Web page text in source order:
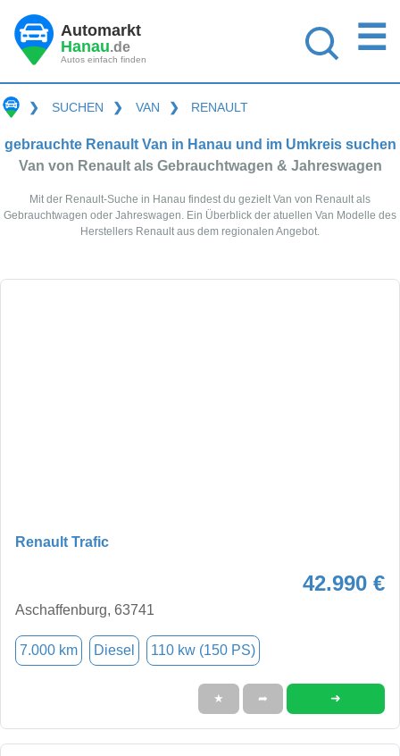
Automarkt
Hanau.de
Autos einfach finden
☰
❯ SUCHEN ❯ VAN ❯ RENAULT
gebrauchte Renault Van in Hanau und im Umkreis suchen
Van von Renault als Gebrauchtwagen & Jahreswagen
Mit der Renault-Suche in Hanau findest du gezielt Van von Renault als
Gebrauchtwagen oder Jahreswagen. Ein Überblick der atuellen Van Modelle des
Herstellers Renault aus dem regionalen Angebot.
Renault Trafic
42.990 €
Aschaffenburg, 63741
7.000 km Diesel 110 kw (150 PS)
★ ➦ ➜